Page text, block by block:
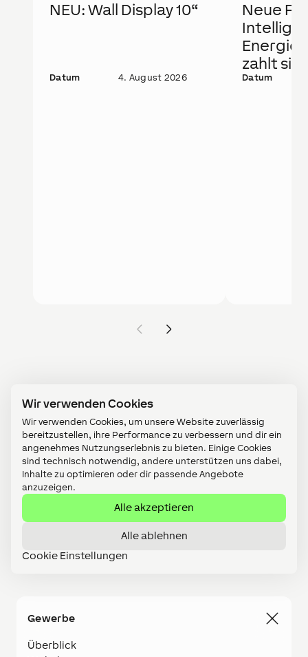
Wir verwenden Cookies
Wir verwenden Cookies, um unsere Website zuverlässig
bereitzustellen, ihre Performance zu verbessern und dir ein
angenehmes Nutzungserlebnis zu bieten. Einige Cookies
sind technisch notwendig, andere unterstützen uns dabei,
Inhalte zu optimieren oder dir passende Angebote
anzuzeigen.
Alle akzeptieren
Alle ablehnen
Cookie Einstellungen
NEU: Wall Display 10“
Datum 4. August 2026
Neue
zahlt
Datum
Partner werden
Germany (DE)
Gewerbe
Überblick